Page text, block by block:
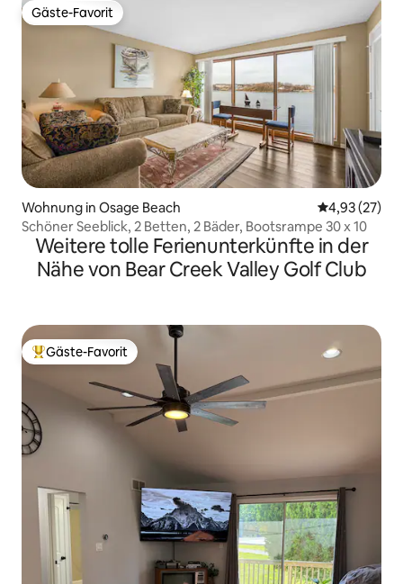
Gäste-Favorit
Gäste-Favorit
Wohnung in Osage Beach
4,93 (27)
Schöner Seeblick, 2 Betten, 2 Bäder, Bootsrampe 30 x 10
Weitere tolle Ferienunterkünfte in der
Nähe von Bear Creek Valley Golf Club
Beliebter Gäste-Favorit.
Gäste-Favorit